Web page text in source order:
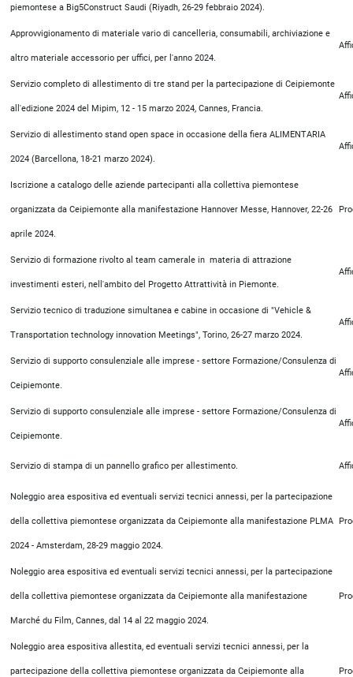
piemontese a Big5Construct Saudi (Riyadh, 26-29 febbraio 2024).
Approvvigionamento di materiale vario di cancelleria, consumabili, archiviazione e
altro materiale accessorio per uffici, per l'anno 2024.
Servizio completo di allestimento di tre stand per la partecipazione di Ceipiemonte
all'edizione 2024 del Mipim, 12 - 15 marzo 2024, Cannes, Francia.
Servizio di allestimento stand open space in occasione della fiera ALIMENTARIA
2024 (Barcellona, 18-21 marzo 2024).
Iscrizione a catalogo delle aziende partecipanti alla collettiva piemontese
organizzata da Ceipiemonte alla manifestazione Hannover Messe, Hannover, 22-26
aprile 2024.
Servizio di formazione rivolto al team camerale in materia di attrazione
investimenti esteri, nell'ambito del Progetto Attrattività in Piemonte.
Servizio tecnico di traduzione simultanea e cabine in occasione di "Vehicle &
Transportation technology innovation Meetings", Torino, 26-27 marzo 2024.
Servizio di supporto consulenziale alle imprese - settore Formazione/Consulenza di
Ceipiemonte.
Servizio di supporto consulenziale alle imprese - settore Formazione/Consulenza di
Ceipiemonte.
Servizio di stampa di un pannello grafico per allestimento.
Noleggio area espositiva ed eventuali servizi tecnici annessi, per la partecipazione
della collettiva piemontese organizzata da Ceipiemonte alla manifestazione PLMA
2024 - Amsterdam, 28-29 maggio 2024.
Noleggio area espositiva ed eventuali servizi tecnici annessi, per la partecipazione
della collettiva piemontese organizzata da Ceipiemonte alla manifestazione
Marché du Film, Cannes, dal 14 al 22 maggio 2024.
Noleggio area espositiva allestita, ed eventuali servizi tecnici annessi, per la
partecipazione della collettiva piemontese organizzata da Ceipiemonte alla